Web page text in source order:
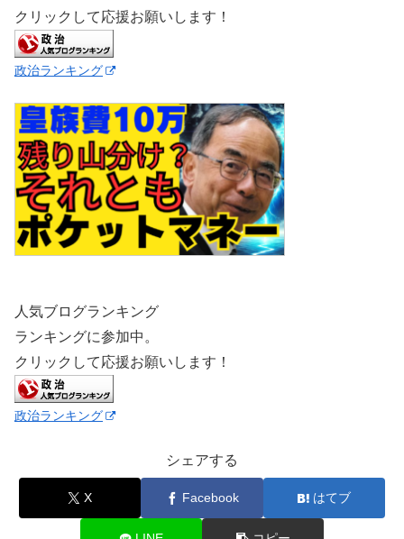
クリックして応援お願いします！
政治ランキング
人気ブログランキング
ランキングに参加中。
クリックして応援お願いします！
政治ランキング
シェアする
X Facebook はてブ